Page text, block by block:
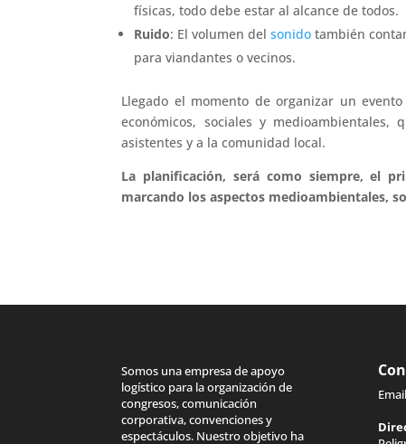
físicas, todo debe estar al alcance de todos.
Ruido: El volumen delsonido también
para viandantes o vecinos.
Llegado el momento de organizar un
económicos, sociales y
asistentes y a la comunidad local.
La planificación, será como siempre, el
marcando los aspectos medioambientales,
Somos una empresa de apoyo
logístico para la organización de
congresos, comunicación
corporativa, convenciones y
espectáculos. Nuestro objetivo ha